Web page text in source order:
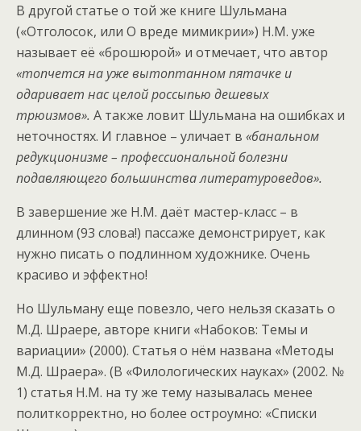
В другой статье о той же книге Шульмана
(«Отголосок, или О вреде мимикрии») Н.М. уже
называет её «брошюрой» и отмечает, что автор
«топчется на уже вытоптанном пятачке и
одаривает нас целой россыпью дешевых
трюизмов». А также ловит Шульмана на ошибках и
неточностях. И главное – уличает в «банальном
редукционизме – профессиональной болезни
подавляющего большинства литературоведов».
В завершение же Н.М. даёт мастер-класс – в
длинном (93 слова!) пассаже демонстрирует, как
нужно писать о подлинном художнике. Очень
красиво и эффектно!
Но Шульману еще повезло, чего нельзя сказать о
М.Д. Шраере, авторе книги «Набоков: Темы и
вариации» (2000). Статья о нём названа «Методы
М.Д. Шраера». (В «Филологических науках» (2002. №
1) статья Н.М. на ту же тему называлась менее
политкорректно, но более остроумно: «Списки